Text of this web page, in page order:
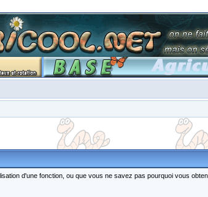
d'une fonction, ou que vous ne savez pas pourquoi vous